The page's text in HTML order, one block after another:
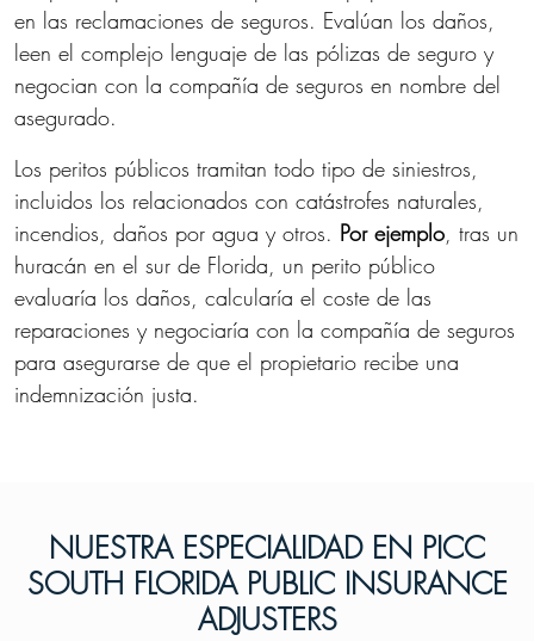
en las reclamaciones de seguros. Evalúan los daños,
leen el complejo lenguaje de las pólizas de seguro y
negocian con la compañía de seguros en nombre del
asegurado.
Los peritos públicos tramitan todo tipo de siniestros,
incluidos los relacionados con catástrofes naturales,
incendios, daños por agua y otros. Por ejemplo, tras un
huracán en el sur de Florida, un perito público
evaluaría los daños, calcularía el coste de las
reparaciones y negociaría con la compañía de seguros
para asegurarse de que el propietario recibe una
indemnización justa.
NUESTRA ESPECIALIDAD EN PICC
SOUTH FLORIDA PUBLIC INSURANCE
ADJUSTERS